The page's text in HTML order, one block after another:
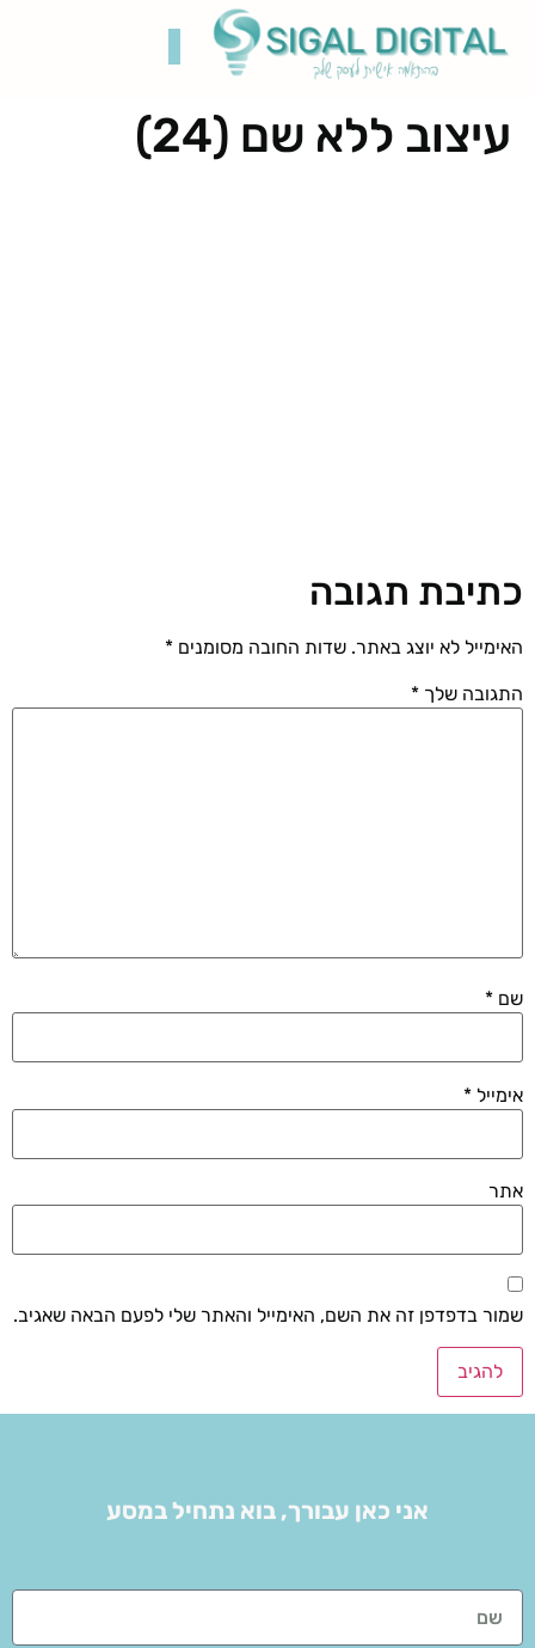
עיצוב ללא שם (24)
כתיבת תגובה
האימייל לא יוצג באתר. שדות החובה מסומנים *
התגובה שלך *
שם *
אימייל *
אתר
שמור בדפדפן זה את השם, האימייל והאתר שלי לפעם הבאה שאגיב.
אני כאן עבורך, בוא נתחיל במסע